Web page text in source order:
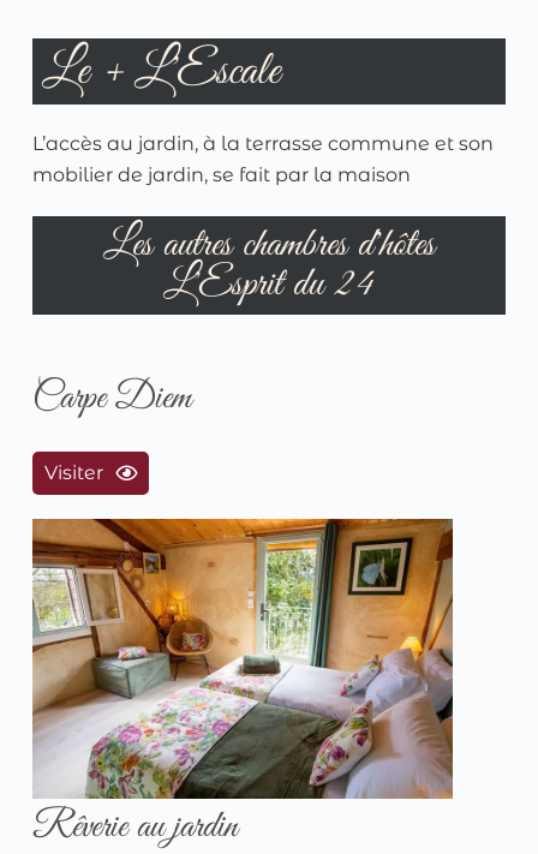
Le + L'Escale
L’accès au jardin, à la terrasse commune et son
mobilier de jardin, se fait par la maison
Les autres chambres d'hôtes
L'Esprit du 24
Carpe Diem
Visiter
Rêverie au jardin